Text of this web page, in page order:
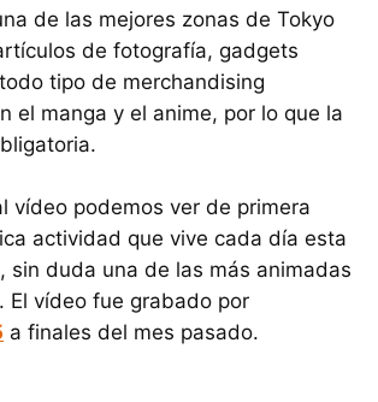
de las mejores zonas de Tokyo
de fotografía, gadgets
tipo de merchandising
el manga y el anime, por lo que la
vídeo podemos ver de primera
actividad que vive cada día esta
sin duda una de las más animadas
El vídeo fue grabado por
a finales del mes pasado.